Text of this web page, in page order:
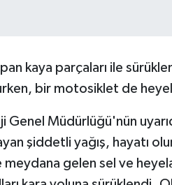
kaya parçaları ile
bir motosiklet de
Genel Müdürlüğü'nün
şiddetli yağış, hayatı
meydana gelen sel ve